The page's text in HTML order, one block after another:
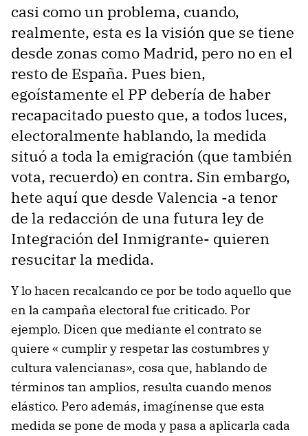
casi como un problema, cuando,
realmente, esta es la visión que se tiene
desde zonas como Madrid, pero no en el
resto de España. Pues bien,
egoístamente el PP debería de haber
recapacitado puesto que, a todos luces,
electoralmente hablando, la medida
situó a toda la emigración (que también
vota, recuerdo) en contra. Sin embargo,
hete aquí que desde Valencia -a tenor
de la redacción de una futura ley de
Integración del Inmigrante- quieren
resucitar la medida.
Y lo hacen recalcando ce por be todo aquello que
en la campaña electoral fue criticado. Por
ejemplo. Dicen que mediante el contrato se
quiere « cumplir y respetar las costumbres y
cultura valencianas», cosa que, hablando de
términos tan amplios, resulta cuando menos
elástico. Pero además, imagínense que esta
medida se pone de moda y pasa a aplicarla cada